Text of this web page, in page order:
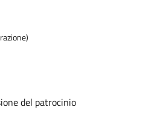
del patrocinio